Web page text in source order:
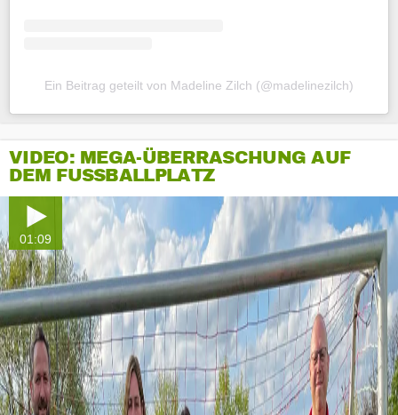
Ein Beitrag geteilt von Madeline Zilch (@madelinezilch)
VIDEO: MEGA-ÜBERRASCHUNG AUF
DEM FUSSBALLPLATZ
01:09